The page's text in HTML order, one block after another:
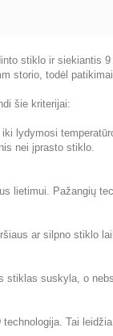
stiklo ir siekiantis
storio, todėl
šie kriterijai:
lydymosi
nei įprasto stiklo.
lietimui. Pažangių
ar silpno stiklo
stiklas suskyla, o
Tai